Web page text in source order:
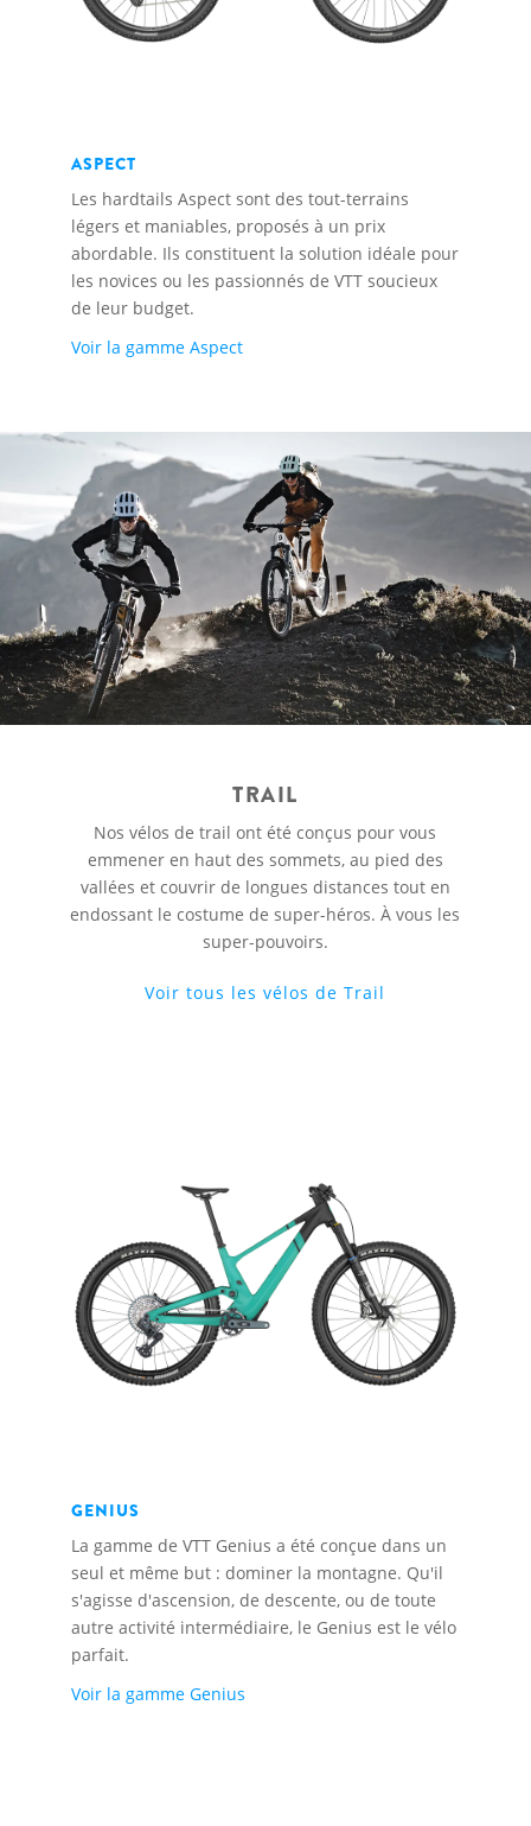
ASPECT
Les hardtails Aspect sont des tout-terrains
légers et maniables, proposés à un prix
abordable. Ils constituent la solution idéale pour
les novices ou les passionnés de VTT soucieux
de leur budget.
Voir la gamme Aspect
TRAIL
Nos vélos de trail ont été conçus pour vous
emmener en haut des sommets, au pied des
vallées et couvrir de longues distances tout en
endossant le costume de super-héros. À vous les
super-pouvoirs.
Voir tous les vélos de Trail
GENIUS
La gamme de VTT Genius a été conçue dans un
seul et même but : dominer la montagne. Qu'il
s'agisse d'ascension, de descente, ou de toute
autre activité intermédiaire, le Genius est le vélo
parfait.
Voir la gamme Genius